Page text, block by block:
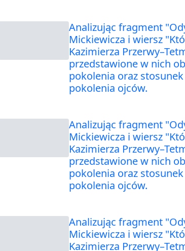
Analizując fragment
Mickiewicza i wiersz
Kazimierza
przedstawione w nich
pokolenia oraz
pokolenia ojców.
Analizując fragment
Mickiewicza i wiersz
Kazimierza
przedstawione w nich
pokolenia oraz
pokolenia ojców.
Analizując fragment
Mickiewicza i wiersz
Kazimierza